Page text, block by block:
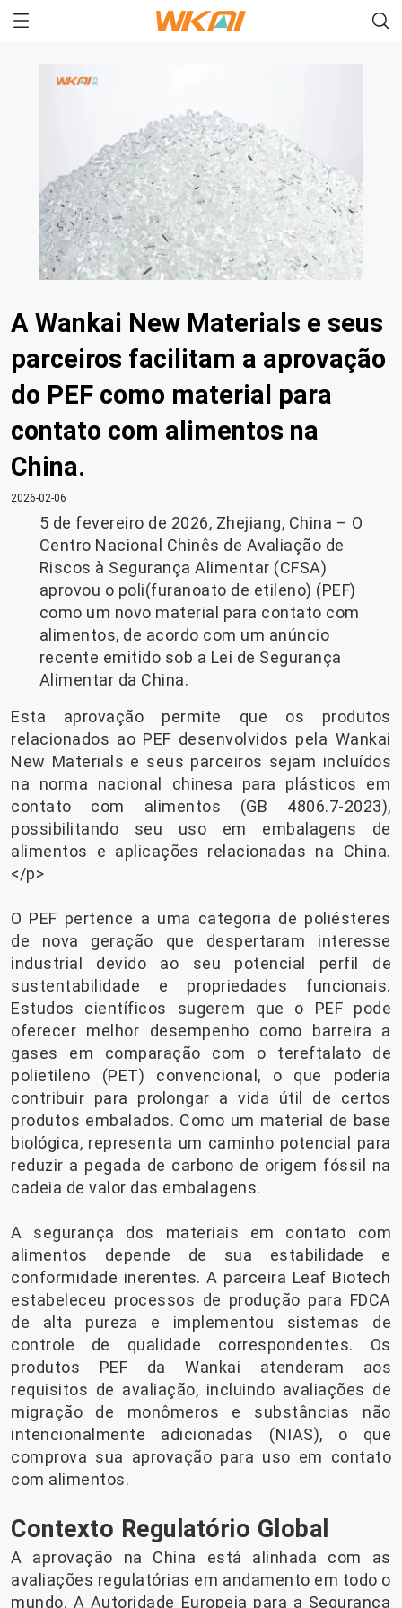
A Wankai New Materials e seus
parceiros facilitam a aprovação
do PEF como material para
contato com alimentos na
China.
2026-02-06
5 de fevereiro de 2026, Zhejiang, China – O
Centro Nacional Chinês de Avaliação de
Riscos à Segurança Alimentar (CFSA)
aprovou o poli(furanoato de etileno) (PEF)
como um novo material para contato com
alimentos, de acordo com um anúncio
recente emitido sob a Lei de Segurança
Alimentar da China.
Esta aprovação permite que os produtos
relacionados ao PEF desenvolvidos pela Wankai
New Materials e seus parceiros sejam incluídos
na norma nacional chinesa para plásticos em
contato com alimentos (GB 4806.7-2023),
possibilitando seu uso em embalagens de
alimentos e aplicações relacionadas na China.
</p>
O PEF pertence a uma categoria de poliésteres
de nova geração que despertaram interesse
industrial devido ao seu potencial perfil de
sustentabilidade e propriedades funcionais.
Estudos científicos sugerem que o PEF pode
oferecer melhor desempenho como barreira a
gases em comparação com o tereftalato de
polietileno (PET) convencional, o que poderia
contribuir para prolongar a vida útil de certos
produtos embalados. Como um material de base
biológica, representa um caminho potencial para
reduzir a pegada de carbono de origem fóssil na
cadeia de valor das embalagens.
A segurança dos materiais em contato com
alimentos depende de sua estabilidade e
conformidade inerentes. A parceira Leaf Biotech
estabeleceu processos de produção para FDCA
de alta pureza e implementou sistemas de
controle de qualidade correspondentes. Os
produtos PEF da Wankai atenderam aos
requisitos de avaliação, incluindo avaliações de
migração de monômeros e substâncias não
intencionalmente adicionadas (NIAS), o que
comprova sua aprovação para uso em contato
com alimentos.
Contexto Regulatório Global
A aprovação na China está alinhada com as
avaliações regulatórias em andamento em todo o
mundo. A Autoridade Europeia para a Segurança